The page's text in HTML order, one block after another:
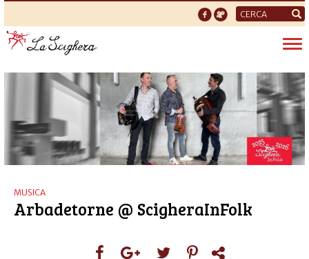
Form
di
ricerca
MUSICA
Arbadetorne @ ScigheraInFolk